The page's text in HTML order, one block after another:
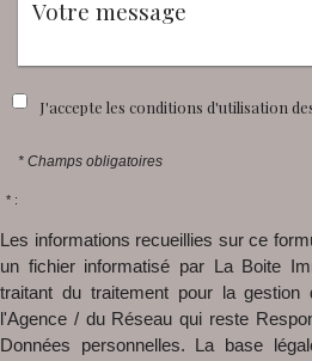
J'accepte les conditions d'utilisation
* Champs obligatoires
* :
Les informations recueillies sur ce
un fichier informatisé par La Boite
traitant du traitement pour la gestion
l'Agence / du Réseau qui reste
Données personnelles. La base